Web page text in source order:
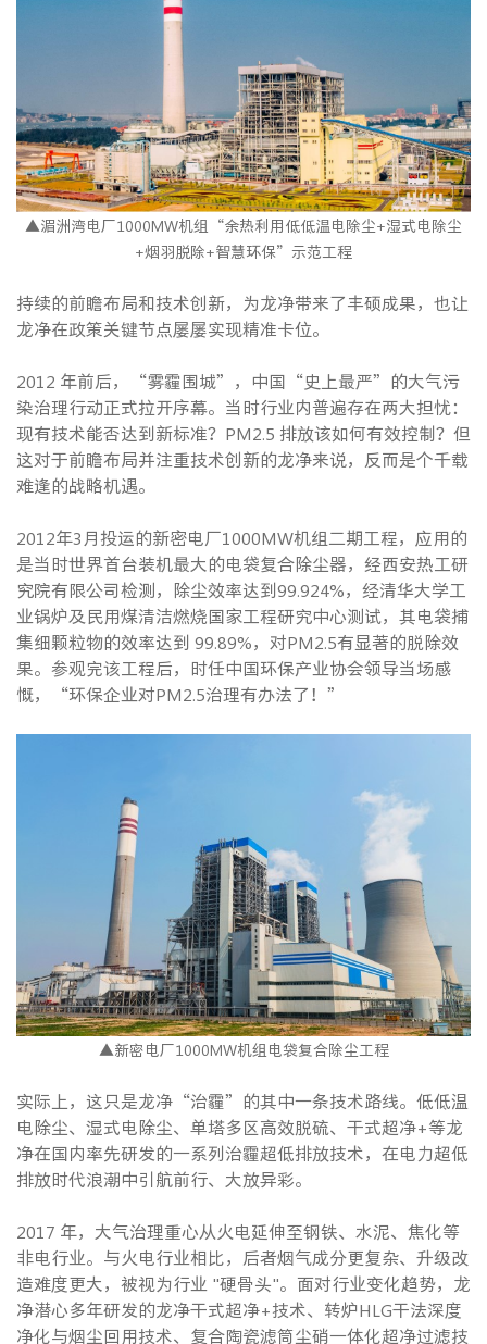
▲湄洲湾电厂1000MW机组“余热利用低低温电除尘+湿式电除尘
+烟羽脱除+智慧环保”示范工程
持续的前瞻布局和技术创新，为龙净带来了丰硕成果，也让
龙净在政策关键节点屡屡实现精准卡位。
2012 年前后，“雾霾围城”，中国“史上最严”的大气污
染治理行动正式拉开序幕。当时行业内普遍存在两大担忧：
现有技术能否达到新标准？PM2.5 排放该如何有效控制？但
这对于前瞻布局并注重技术创新的龙净来说，反而是个千载
难逢的战略机遇。
2012年3月投运的新密电厂1000MW机组二期工程，应用的
是当时世界首台装机最大的电袋复合除尘器，经西安热工研
究院有限公司检测，除尘效率达到99.924%，经清华大学工
业锅炉及民用煤清洁燃烧国家工程研究中心测试，其电袋捕
集细颗粒物的效率达到 99.89%，对PM2.5有显著的脱除效
果。参观完该工程后，时任中国环保产业协会领导当场感
慨，“环保企业对PM2.5治理有办法了！”
▲新密电厂1000MW机组电袋复合除尘工程
实际上，这只是龙净“治霾”的其中一条技术路线。低低温
电除尘、湿式电除尘、单塔多区高效脱硫、干式超净+等龙
净在国内率先研发的一系列治霾超低排放技术，在电力超低
排放时代浪潮中引航前行、大放异彩。
2017 年，大气治理重心从火电延伸至钢铁、水泥、焦化等
非电行业。与火电行业相比，后者烟气成分更复杂、升级改
造难度更大，被视为行业 "硬骨头"。面对行业变化趋势，龙
净潜心多年研发的龙净干式超净+技术、转炉HLG干法深度
净化与烟尘回用技术、复合陶瓷滤筒尘硝一体化超净过滤技